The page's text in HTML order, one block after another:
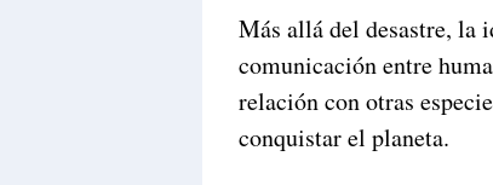
Más allá del desastre, la
comunicación entre
relación con otras
conquistar el planeta.